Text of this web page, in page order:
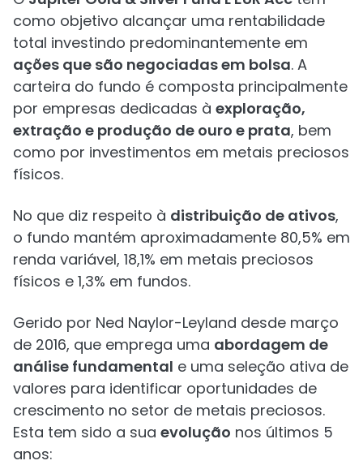
como objetivo alcançar uma rentabilidade
total investindo predominantemente em
ações que são negociadas em bolsa. A
carteira do fundo é composta principalmente
por empresas dedicadas à exploração,
extração e produção de ouro e prata, bem
como por investimentos em metais preciosos
físicos.
No que diz respeito à distribuição de ativos,
o fundo mantém aproximadamente 80,5% em
renda variável, 18,1% em metais preciosos
físicos e 1,3% em fundos.
Gerido por Ned Naylor-Leyland desde março
de 2016, que emprega uma abordagem de
análise fundamental e uma seleção ativa de
valores para identificar oportunidades de
crescimento no setor de metais preciosos.
Esta tem sido a sua evolução nos últimos 5
anos: